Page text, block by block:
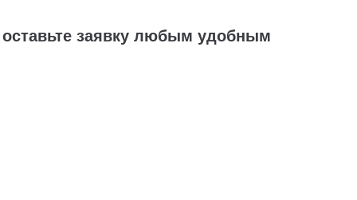
оставьте заявку любым удобным